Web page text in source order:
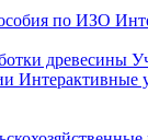
по ИЗО
древесины
Интерактивные